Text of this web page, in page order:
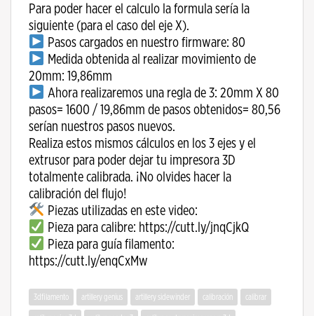
Para poder hacer el calculo la formula sería la
siguiente (para el caso del eje X).
Pasos cargados en nuestro firmware: 80
Medida obtenida al realizar movimiento de
20mm: 19,86mm
Ahora realizaremos una regla de 3: 20mm X 80
pasos= 1600 / 19,86mm de pasos obtenidos= 80,56
serían nuestros pasos nuevos.
Realiza estos mismos cálculos en los 3 ejes y el
extrusor para poder dejar tu impresora 3D
totalmente calibrada. ¡No olvides hacer la
calibración del flujo!
Piezas utilizadas en este video:
Pieza para calibre: https://cutt.ly/jnqCjkQ
Pieza para guía filamento:
https://cutt.ly/enqCxMw
3dfilamento artillery genius artillery sidewinder calibración calibrar